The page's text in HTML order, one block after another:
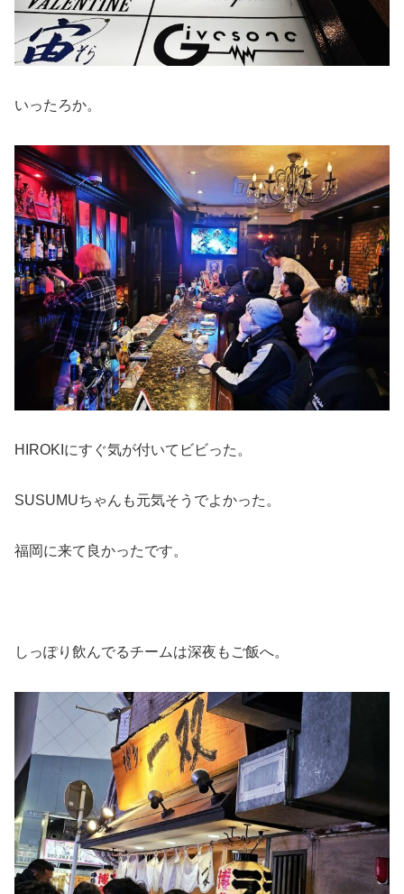
いったろか。
HIROKIにすぐ気が付いてビビった。
SUSUMUちゃんも元気そうでよかった。
福岡に来て良かったです。
しっぽり飲んでるチームは深夜もご飯へ。